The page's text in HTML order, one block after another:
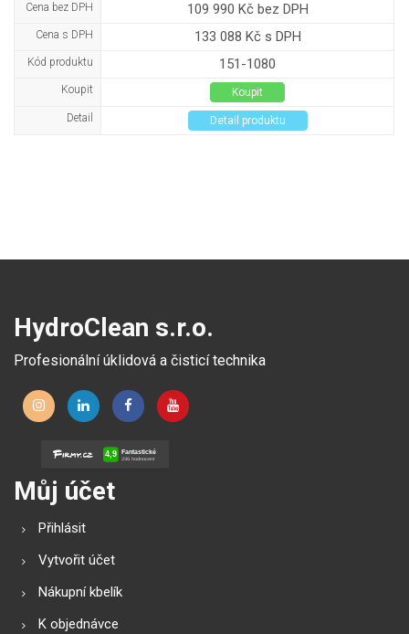
Cena bez DPH 109 990 Kč bez DPH
Cena s DPH 133 088 Kč s DPH
Kód produktu 151-1080
Koupit
Koupit
Detail
Detail produktu
HydroClean s.r.o.
Profesionální úklidová a čisticí technika
Můj účet
Přihlásit
Vytvořit účet
Nákupní kbelík
K objednávce